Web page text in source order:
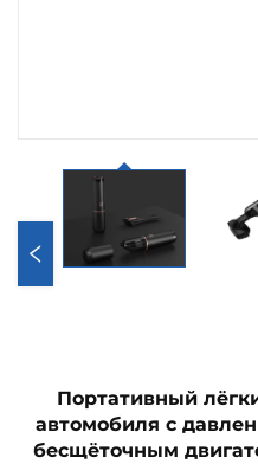
Портативный
автомобиля с
бесщёточным